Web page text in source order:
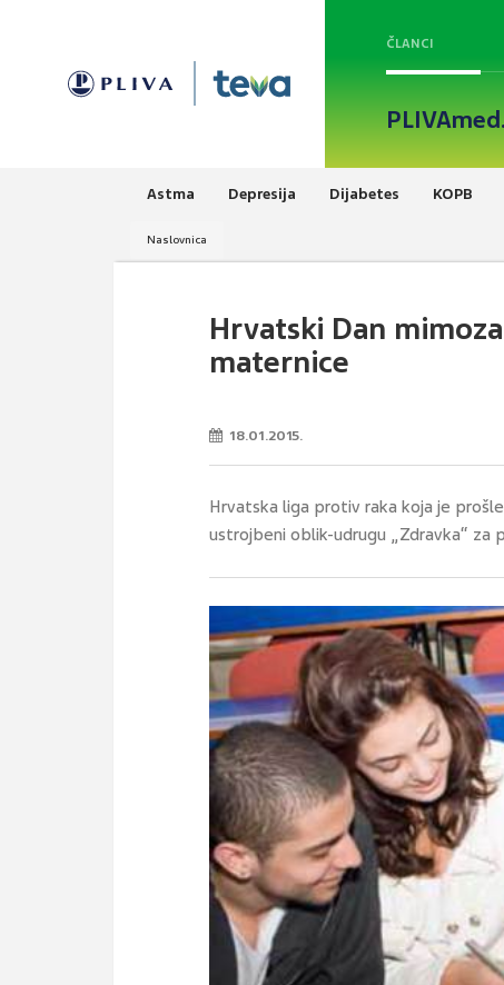
ČLANCI
Astma Depresija Dijabetes KOPB
Naslovnica
Hrvatski Dan
maternice
18.01.2015.
Hrvatska liga protiv raka koja je
ustrojbeni oblik-udrugu „Zdravka“ za